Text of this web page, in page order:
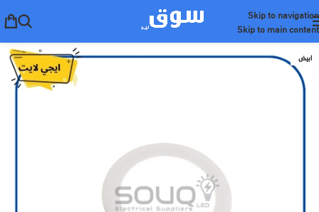
Skip to navigation
Skip to main content
ابيض